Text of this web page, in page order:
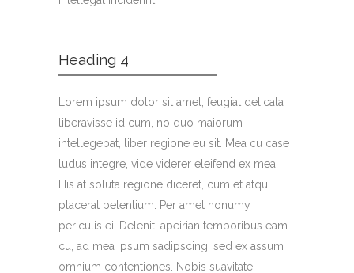
Heading 4
Lorem ipsum dolor sit amet, feugiat delicata
liberavisse id cum, no quo maiorum
intellegebat, liber regione eu sit. Mea cu case
ludus integre, vide viderer eleifend ex mea.
His at soluta regione diceret, cum et atqui
placerat petentium. Per amet nonumy
periculis ei. Deleniti apeirian temporibus eam
cu, ad mea ipsum sadipscing, sed ex assum
omnium contentiones. Nobis suavitate